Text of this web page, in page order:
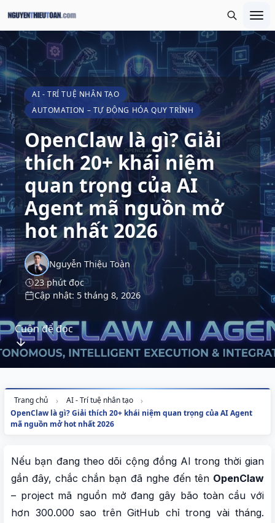
AI - TRÍ TUỆ NHÂN TẠO
AUTOMATION – TỰ ĐỘNG HÓA QUY TRÌNH
OpenClaw là gì? Giải
thích 20+ khái niệm
quan trọng của AI
Agent mã nguồn mở
hot nhất 2026
Nguyễn Thiệu Toàn
23 phút đọc
Cập nhật: 5 tháng 8, 2026
Cuộn để đọc
Trang chủ
AI - Trí tuệ nhân tạo
OpenClaw là gì? Giải thích 20+ khái niệm quan trọng của AI Agent
mã nguồn mở hot nhất 2026
Nếu bạn đang theo dõi cộng đồng AI trong thời gian
gần đây, chắc chắn bạn đã nghe đến tên OpenClaw
– project mã nguồn mở đang gây bão toàn cầu với
hơn 300.000 sao trên GitHub chỉ trong vài tháng.